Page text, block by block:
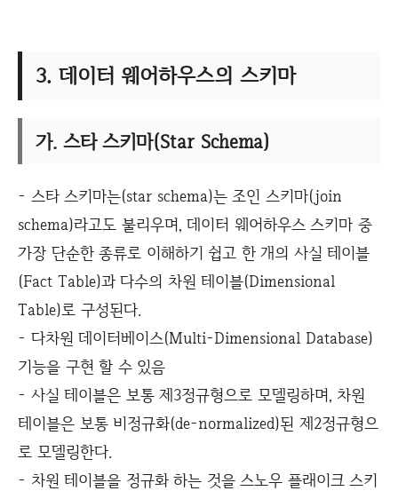
3. 데이터 웨어하우스의 스키마
가. 스타 스키마(Star Schema)
- 스타 스키마는(star schema)는 조인 스키마(join
schema)라고도 불리우며, 데이터 웨어하우스 스키마 중
가장 단순한 종류로 이해하기 쉽고 한 개의 사실 테이블
(Fact Table)과 다수의 차원 테이블(Dimensional
Table)로 구성된다.
- 다차원 데이터베이스(Multi-Dimensional Database)
기능을 구현 할 수 있음
- 사실 테이블은 보통 제3정규형으로 모델링하며, 차원
테이블은 보통 비정규화(de-normalized)된 제2정규형으
로 모델링한다.
- 차원 테이블을 정규화 하는 것을 스노우 플래이크 스키